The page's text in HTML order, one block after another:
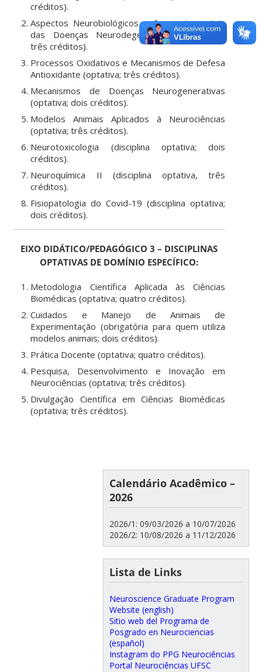
créditos).
Aspectos Neurobiológicos e Comportamentais
das Doenças Neurodegenerativas (optativa;
três créditos).
Processos Oxidativos e Mecanismos de Defesa
Antioxidante (optativa; três créditos).
Mecanismos de Doenças Neurogenerativas
(optativa; dois créditos).
Modelos Animais Aplicados à Neurociências
(optativa; três créditos).
Neurotoxicologia (disciplina optativa; dois
créditos).
Neuroquímica II (disciplina optativa, três
créditos).
Fisiopatologia do Covid-19 (disciplina optativa;
dois créditos).
EIXO DIDÁTICO/PEDAGÓGICO 3 – DISCIPLINAS
OPTATIVAS DE DOMÍNIO ESPECÍFICO:
Metodologia Científica Aplicada às Ciências
Biomédicas (optativa; quatro créditos).
Cuidados e Manejo de Animais de
Experimentação (obrigatória para quem utiliza
modelos animais; dois créditos).
Prática Docente (optativa; quatro créditos).
Pesquisa, Desenvolvimento e Inovação em
Neurociências (optativa; três créditos).
Divulgação Científica em Ciências Biomédicas
(optativa; três créditos).
Calendário Acadêmico –
2026
2026/1: 09/03/2026 a 10/07/2026
2026/2: 10/08/2026 a 11/12/2026
Lista de Links
Neuroscience Graduate Program
Website (english)
Sitio web del Programa de
Posgrado en Neurociencias
(español)
Instagram do PPG Neurociências
Portal Neurociências UFSC